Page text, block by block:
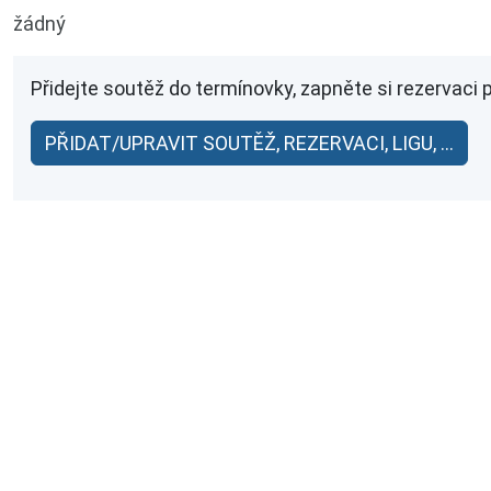
žádný
Přidejte soutěž do termínovky, zapněte si rezervaci
PŘIDAT/UPRAVIT SOUTĚŽ, REZERVACI, LIGU, ...